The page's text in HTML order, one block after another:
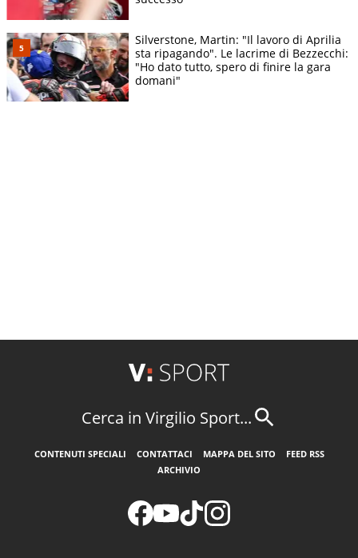
Silverstone, Martin: "Il lavoro di Aprilia
sta ripagando". Le lacrime di Bezzecchi:
"Ho dato tutto, spero di finire la gara
domani"
Cerca in Virgilio Sport...
CONTENUTI SPECIALI CONTATTACI MAPPA DEL SITO
FEED RSS
ARCHIVIO